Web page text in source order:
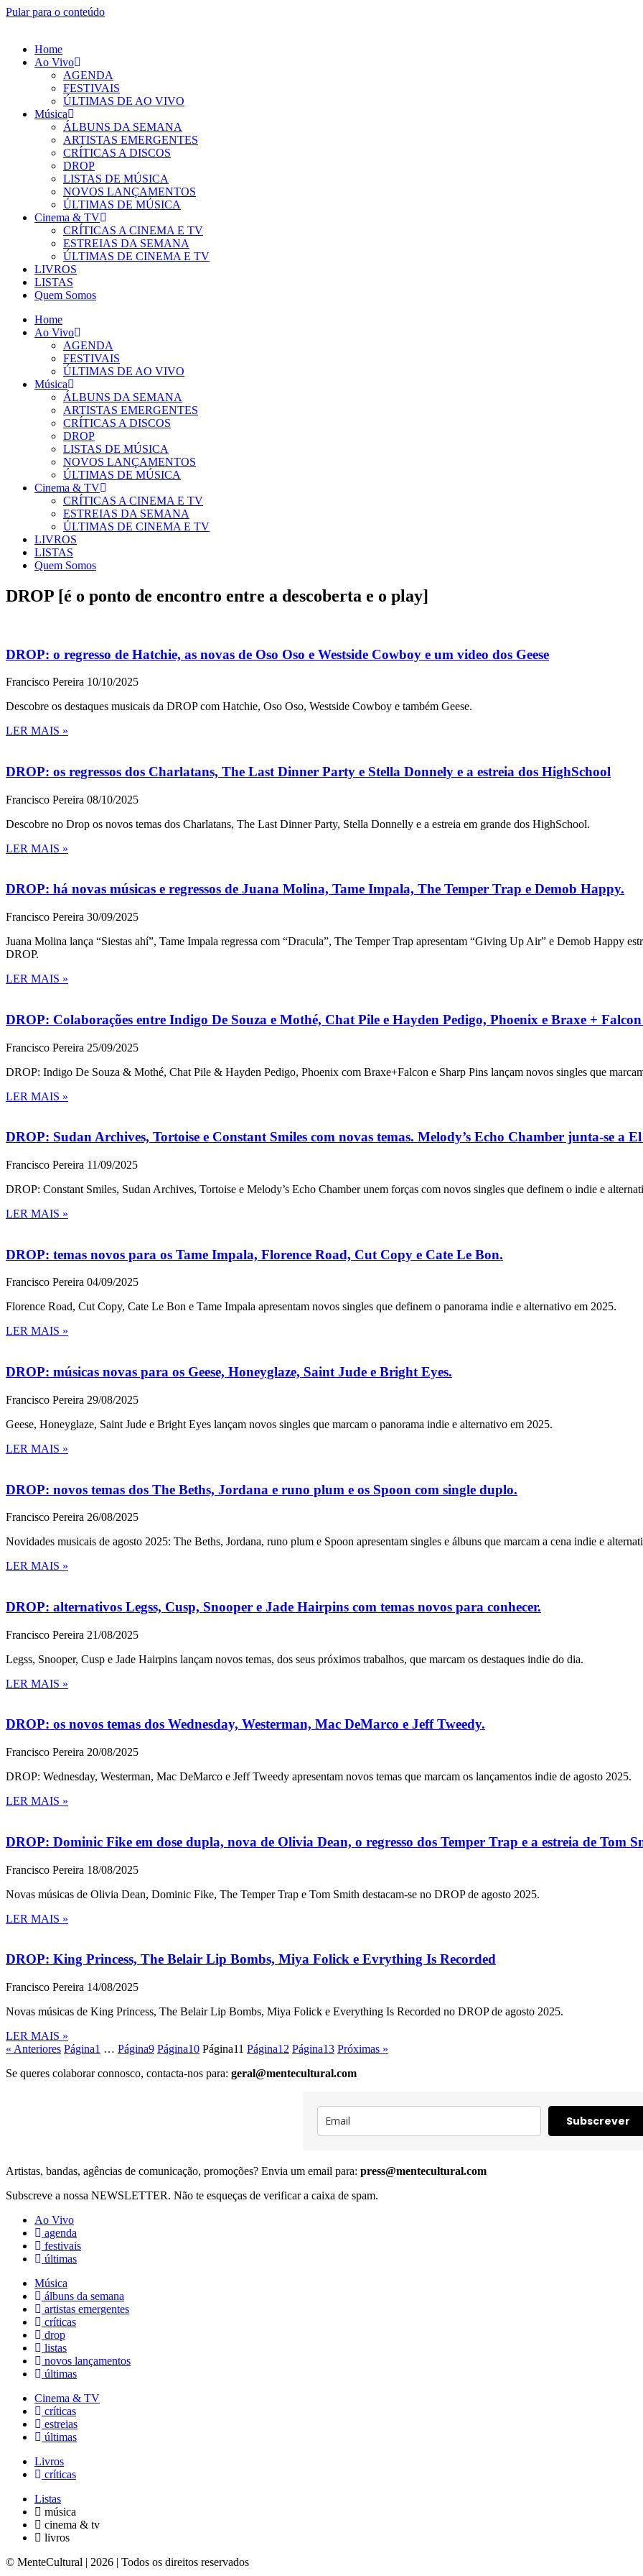
Pular para o conteúdo
Home
Ao Vivo
AGENDA
FESTIVAIS
ÚLTIMAS DE AO VIVO
Música
ÁLBUNS DA SEMANA
ARTISTAS EMERGENTES
CRÍTICAS A DISCOS
DROP
LISTAS DE MÚSICA
NOVOS LANÇAMENTOS
ÚLTIMAS DE MÚSICA
Cinema & TV
CRÍTICAS A CINEMA E TV
ESTREIAS DA SEMANA
ÚLTIMAS DE CINEMA E TV
LIVROS
LISTAS
Quem Somos
Home
Ao Vivo
AGENDA
FESTIVAIS
ÚLTIMAS DE AO VIVO
Música
ÁLBUNS DA SEMANA
ARTISTAS EMERGENTES
CRÍTICAS A DISCOS
DROP
LISTAS DE MÚSICA
NOVOS LANÇAMENTOS
ÚLTIMAS DE MÚSICA
Cinema & TV
CRÍTICAS A CINEMA E TV
ESTREIAS DA SEMANA
ÚLTIMAS DE CINEMA E TV
LIVROS
LISTAS
Quem Somos
DROP [é o ponto de encontro entre a descoberta e o play]
DROP: o regresso de Hatchie, as novas de Oso Oso e Westside Cowboy e um video dos Geese
Francisco Pereira 10/10/2025
Descobre os destaques musicais da DROP com Hatchie, Oso Oso, Westside Cowboy e também Geese.
LER MAIS »
DROP: os regressos dos Charlatans, The Last Dinner Party e Stella Donnely e a estreia dos HighSchool
Francisco Pereira 08/10/2025
Descobre no Drop os novos temas dos Charlatans, The Last Dinner Party, Stella Donnelly e a estreia em grande dos HighSchool.
LER MAIS »
DROP: há novas músicas e regressos de Juana Molina, Tame Impala, The Temper Trap e Demob Happy.
Francisco Pereira 30/09/2025
Juana Molina lança “Siestas ahí”, Tame Impala regressa com “Dracula”, The Temper Trap apresentam “Giving Up Air” e Demob Happy
DROP.
LER MAIS »
DROP: Colaborações entre Indigo De Souza e Mothé, Chat Pile e Hayden Pedigo, Phoenix e Braxe +
Francisco Pereira 25/09/2025
DROP: Indigo De Souza & Mothé, Chat Pile & Hayden Pedigo, Phoenix com Braxe+Falcon e Sharp Pins lançam novos singles que
LER MAIS »
DROP: Sudan Archives, Tortoise e Constant Smiles com novas temas. Melody’s Echo Chamber junta-se a
Francisco Pereira 11/09/2025
DROP: Constant Smiles, Sudan Archives, Tortoise e Melody’s Echo Chamber unem forças com novos singles que definem o indie e
LER MAIS »
DROP: temas novos para os Tame Impala, Florence Road, Cut Copy e Cate Le Bon.
Francisco Pereira 04/09/2025
Florence Road, Cut Copy, Cate Le Bon e Tame Impala apresentam novos singles que definem o panorama indie e alternativo em 2025.
LER MAIS »
DROP: músicas novas para os Geese, Honeyglaze, Saint Jude e Bright Eyes.
Francisco Pereira 29/08/2025
Geese, Honeyglaze, Saint Jude e Bright Eyes lançam novos singles que marcam o panorama indie e alternativo em 2025.
LER MAIS »
DROP: novos temas dos The Beths, Jordana e runo plum e os Spoon com single duplo.
Francisco Pereira 26/08/2025
Novidades musicais de agosto 2025: The Beths, Jordana, runo plum e Spoon apresentam singles e álbuns que marcam a cena indie e
LER MAIS »
DROP: alternativos Legss, Cusp, Snooper e Jade Hairpins com temas novos para conhecer.
Francisco Pereira 21/08/2025
Legss, Snooper, Cusp e Jade Hairpins lançam novos temas, dos seus próximos trabalhos, que marcam os destaques indie do dia.
LER MAIS »
DROP: os novos temas dos Wednesday, Westerman, Mac DeMarco e Jeff Tweedy.
Francisco Pereira 20/08/2025
DROP: Wednesday, Westerman, Mac DeMarco e Jeff Tweedy apresentam novos temas que marcam os lançamentos indie de agosto 2025.
LER MAIS »
DROP: Dominic Fike em dose dupla, nova de Olivia Dean, o regresso dos Temper Trap e a estreia de Tom
Francisco Pereira 18/08/2025
Novas músicas de Olivia Dean, Dominic Fike, The Temper Trap e Tom Smith destacam-se no DROP de agosto 2025.
LER MAIS »
DROP: King Princess, The Belair Lip Bombs, Miya Folick e Evrything Is Recorded
Francisco Pereira 14/08/2025
Novas músicas de King Princess, The Belair Lip Bombs, Miya Folick e Everything Is Recorded no DROP de agosto 2025.
LER MAIS »
« Anteriores Página1 … Página9 Página10 Página11 Página12 Página13 Próximas »
Se queres colaborar connosco, contacta-nos para: geral@mentecultural.com
Subscrever
Artistas, bandas, agências de comunicação, promoções? Envia um email para: press@mentecultural.com
Subscreve a nossa NEWSLETTER. Não te esqueças de verificar a caixa de spam.
Ao Vivo
agenda
festivais
últimas
Música
álbuns da semana
artistas emergentes
críticas
drop
listas
novos lançamentos
últimas
Cinema & TV
críticas
estreias
últimas
Livros
críticas
Listas
música
cinema & tv
livros
© MenteCultural | 2026 | Todos os direitos reservados